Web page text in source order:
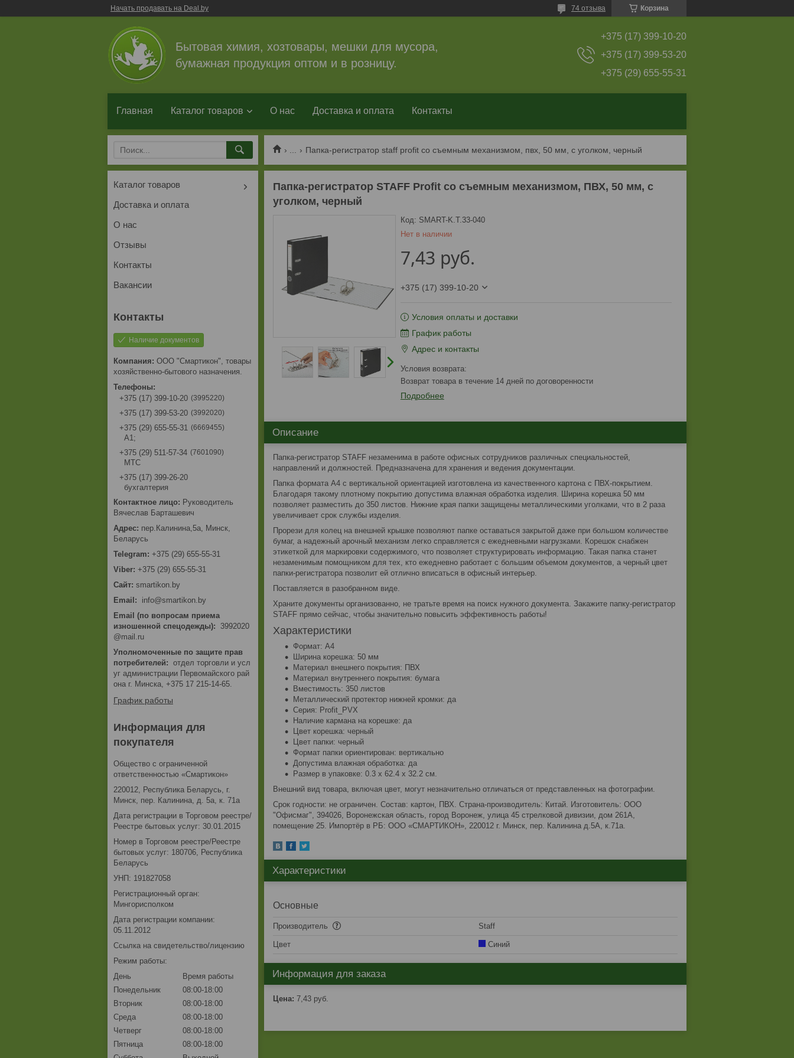
Начать продавать на Deal.by Корзина
74 отзыва
Бытовая химия, хозтовары, мешки для мусора,
бумажная продукция оптом и в розницу.
+375 (17) 399-10-20
+375 (17) 399-53-20
+375 (29) 655-55-31
Главная Каталог товаров О нас Доставка и оплата Контакты
Папка-регистратор staff profit со съемным механизмом, пвх, 50 мм, с уголком, черный
Папка-регистратор STAFF Profit со съемным механизмом, ПВХ, 50 мм, с
уголком, черный
Нет в наличии
Код: SMART-K.T.33-040
7,43 руб.
+375 (17) 399-10-20
Условия оплаты и доставки
График работы
Адрес и контакты
возврат товара в течение 14 дней по договоренности
Подробнее
Описание
Папка-регистратор STAFF незаменима в работе офисных сотрудников различных специальностей,
направлений и должностей. Предназначена для хранения и ведения документации.
Папка формата А4 с вертикальной ориентацией изготовлена из качественного картона с ПВХ-покрытием.
Благодаря такому плотному покрытию допустима влажная обработка изделия. Ширина корешка 50 мм
позволяет разместить до 350 листов. Нижние края папки защищены металлическими уголками, что в 2 раза
увеличивает срок службы изделия.
Прорези для колец на внешней крышке позволяют папке оставаться закрытой даже при большом количестве
бумаг, а надежный арочный механизм легко справляется с ежедневными нагрузками. Корешок снабжен
этикеткой для маркировки содержимого, что позволяет структурировать информацию. Такая папка станет
незаменимым помощником для тех, кто ежедневно работает с большим объемом документов, а черный цвет
папки-регистратора позволит ей отлично вписаться в офисный интерьер.
Поставляется в разобранном виде.
Храните документы организованно, не тратьте время на поиск нужного документа. Закажите папку-регистратор
STAFF прямо сейчас, чтобы значительно повысить эффективность работы!
Характеристики
Формат: А4
Ширина корешка: 50 мм
Материал внешнего покрытия: ПВХ
Материал внутреннего покрытия: бумага
Вместимость: 350 листов
Металлический протектор нижней кромки: да
Серия: Profit_PVX
Наличие кармана на корешке: да
Цвет корешка: черный
Цвет папки: черный
Формат папки ориентирован: вертикально
Допустима влажная обработка: да
Размер в упаковке: 0.3 x 62.4 x 32.2 см.
Внешний вид товара, включая цвет, могут незначительно отличаться от представленных на фотографии.
Срок годности: не ограничен. Состав: картон, ПВХ. Страна-производитель: Китай. Изготовитель: ООО
"Офисмаг", 394026, Воронежская область, город Воронеж, улица 45 стрелковой дивизии, дом 261А,
помещение 25. Импортёр в РБ: ООО «СМАРТИКОН», 220012 г. Минск, пер. Калинина д.5А, к.71а.
Характеристики
Основные
Производитель Staff
Цвет Синий
Информация для заказа
Цена: 7,43 руб.
Каталог товаров
Доставка и оплата
О нас
Отзывы
Контакты
Вакансии
Наличие документов
ООО "Смартикон", товары
хозяйственно-бытового назначения.
+375 (17) 399-10-20 3995220
+375 (17) 399-53-20 3992020
+375 (29) 655-55-31 6669455
A1;
+375 (29) 511-57-34
7601090
МТС
+375 (17) 399-26-20
бухгалтерия
Руководитель
Вячеслав Барташевич
пер.Калинина,5а, Минск,
Беларусь
+375 (29) 655-55-31
+375 (29) 655-55-31
smartikon.by
Email
info@smartikon.by
Email (по вопросам приема
изношенной спецодежды)
3992020
@mail.ru
Уполномоченные по защите прав
потребителей
отдел торговли и усл
уг администрации Первомайского рай
она г. Минска, +375 17 215-14-65.
График работы
Информация для
покупателя
Общество с ограниченной
ответственностью «Смартикон»
220012, Республика Беларусь, г.
Минск, пер. Калинина, д. 5а, к. 71а
Дата регистрации в Торговом реестре/
Реестре бытовых услуг: 30.01.2015
Номер в Торговом реестре/Реестре
бытовых услуг: 180706, Республика
Беларусь
УНП: 191827058
Регистрационный орган:
Мингорисполком
Дата регистрации компании:
05.11.2012
Ссылка на свидетельство/лицензию
Режим работы:
День
Время работы
Понедельник
08:00-18:00
Вторник
08:00-18:00
Среда
08:00-18:00
Четверг
08:00-18:00
Пятница
08:00-18:00